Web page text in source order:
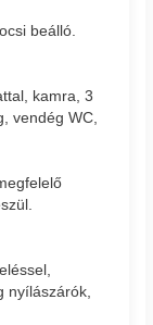
beálló.
kamra, 3
vendég WC,
nyílászárók,